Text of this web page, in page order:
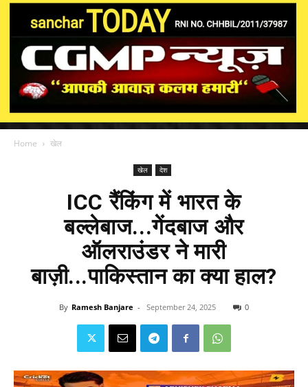
Home खेल
खेल देश
ICC रैंकिंग में भारत के
बल्लेबाज...गेंदबाज और
ऑलराउंडर ने मारी
बाज़ी...पाकिस्तान का क्या हाल?
By Ramesh Banjare - September 24, 2025 0